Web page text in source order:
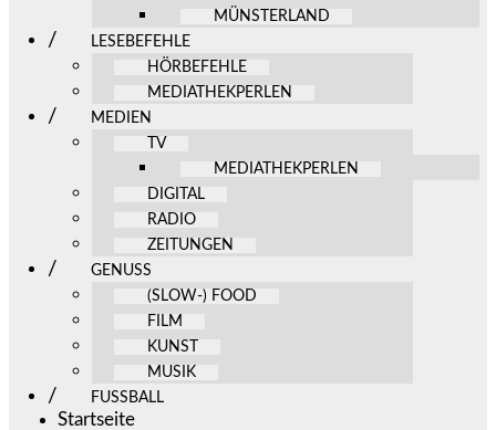
MÜNSTERLAND
LESEBEFEHLE
HÖRBEFEHLE
MEDIATHEKPERLEN
MEDIEN
TV
MEDIATHEKPERLEN
DIGITAL
RADIO
ZEITUNGEN
GENUSS
(SLOW-) FOOD
FILM
KUNST
MUSIK
FUSSBALL
Startseite